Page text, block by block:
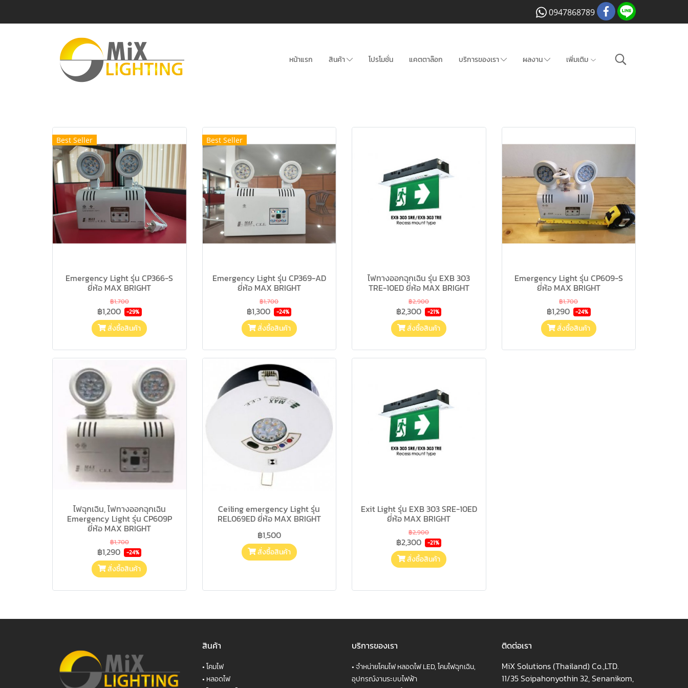
0947868789
หน้าแรก สินค้า โปรโมชั่น แคตตาล๊อก บริการของเรา ผลงาน เพิ่มเติม
Best Seller
Emergency Light รุ่น CP366-S
ยี่ห้อ MAX BRIGHT
฿1,700
฿1,200 -29%
สั่งซื้อสินค้า
Best Seller
Emergency Light รุ่น CP369-AD
ยี่ห้อ MAX BRIGHT
฿1,700
฿1,300 -24%
สั่งซื้อสินค้า
ไฟทางออกฉุกเฉิน รุ่น EXB 303
TRE-10ED ยี่ห้อ MAX BRIGHT
฿2,900
฿2,300 -21%
สั่งซื้อสินค้า
Emergency Light รุ่น CP609-S
ยี่ห้อ MAX BRIGHT
฿1,700
฿1,290 -24%
สั่งซื้อสินค้า
ไฟฉุกเฉิน, ไฟทางออกฉุกเฉิน
Emergency Light รุ่น CP609P
ยี่ห้อ MAX BRIGHT
฿1,700
฿1,290 -24%
สั่งซื้อสินค้า
Ceiling emergency Light รุ่น
REL069ED ยี่ห้อ MAX BRIGHT
฿1,500
สั่งซื้อสินค้า
Exit Light รุ่น EXB 303 SRE-10ED
ยี่ห้อ MAX BRIGHT
฿2,900
฿2,300 -21%
สั่งซื้อสินค้า
สินค้า
•โคมไฟ
• หลอดไฟ
บริการของเรา
•จำหน่ายโคมไฟ หลอดไฟ LED, โคมไฟฉุกเฉิน,
อุปกรณ์งานระบบไฟฟ้า
ติดต่อเรา
MiX Solutions (Thailand) Co.,LTD.
11/35 Soipahonyothin 32, Senanikom,